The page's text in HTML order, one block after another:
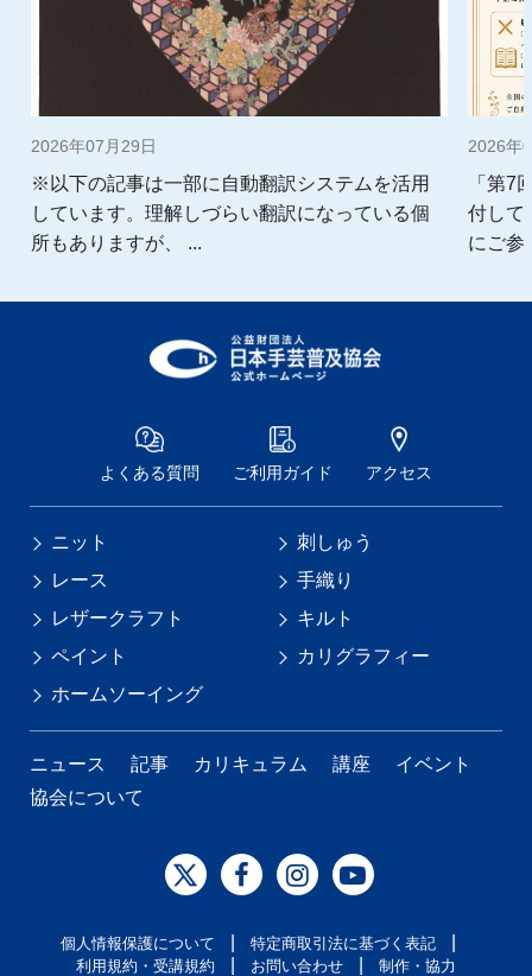
2026年07月29日
※以下の記事は一部に自動翻訳システムを活用
しています。理解しづらい翻訳になっている個
所もありますが、 ...
2026年
「第7
付して
にご参
よくある質問 ご利用ガイド アクセス
ニット
刺しゅう
レース
手織り
レザークラフト
キルト
ペイント
カリグラフィー
ホームソーイング
ニュース 記事 カリキュラム 講座
イベント
協会について
個人情報保護について 特定商取引法に基づく表記
利用規約・受講規約 お問い合わせ 制作・協力